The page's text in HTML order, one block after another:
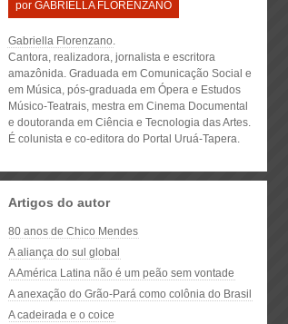
por GABRIELLA FLORENZANO
Gabriella Florenzano.
Cantora, realizadora, jornalista e escritora
amazônida. Graduada em Comunicação Social e
em Música, pós-graduada em Ópera e Estudos
Músico-Teatrais, mestra em Cinema Documental
e doutoranda em Ciência e Tecnologia das Artes.
É colunista e co-editora do Portal Uruá-Tapera.
Artigos do autor
80 anos de Chico Mendes
A aliança do sul global
A América Latina não é um peão sem vontade
A anexação do Grão-Pará como colônia do Brasil
A cadeirada e o coice